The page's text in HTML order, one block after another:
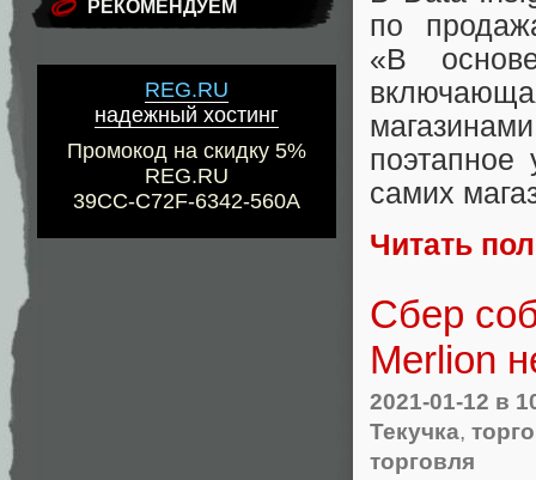
РЕКОМЕНДУЕМ
REG.RU
надежный хостинг
Промокод на скидку 5%
REG.RU
39CC-C72F-6342-560A
по
«В
магазинами
поэтапное
самих
Читать
Сбер
Merlion
2021-01-12 в
Текучка,
торговля